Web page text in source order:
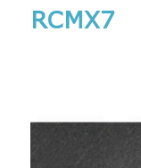
RCMX7